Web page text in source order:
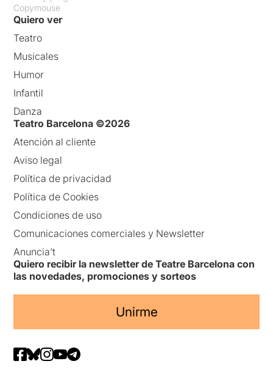
Copymouse
Quiero ver
Teatro
Musicales
Humor
Infantil
Danza
Teatro Barcelona ©2026
Atención al cliente
Aviso legal
Política de privacidad
Política de Cookies
Condiciones de uso
Comunicaciones comerciales y Newsletter
Anuncia’t
Quiero recibir la newsletter de Teatre Barcelona con
las novedades, promociones y sorteos
Unirme